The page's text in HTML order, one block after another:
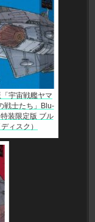
宇宙戦艦ヤマ
戦士たち」Blu-
装限定版 ブル
ィスク）